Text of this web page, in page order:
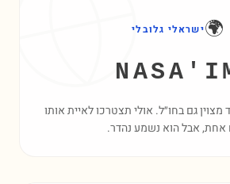
🌍ישראלי גלובלי
גם בחו״ל. אולי תצטרכו לאיית אותו
אבל הוא נשמע נהדר.